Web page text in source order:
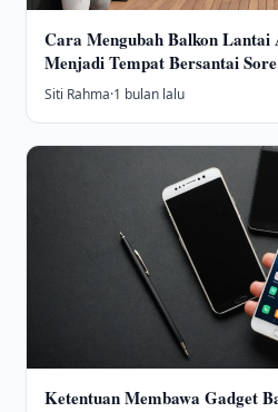
Cara Mengubah Balkon
Menjadi Tempat Bersantai Sore
Siti Rahma·1 bulan lalu
Ketentuan Membawa Gadget